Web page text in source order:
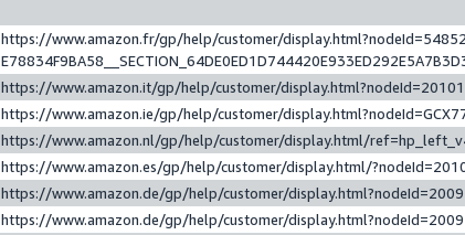
https://www.amazon.fr/gp/help/customer/
https://www.amazon.it/gp/help/customer/
https://www.amazon.ie/gp/help/customer/
https://www.amazon.nl/gp/help/customer/display.html/
https://www.amazon.es/gp/help/customer/display.html/
https://www.amazon.de/gp/help/customer/
https://www.amazon.de/gp/help/customer/